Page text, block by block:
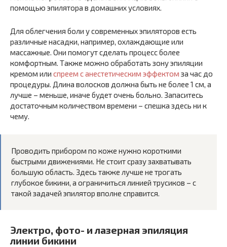
помощью эпилятора в домашних условиях.
Для облегчения боли у современных эпиляторов есть
различные насадки, например, охлаждающие или
массажные. Они помогут сделать процесс более
комфортным. Также можно обработать зону эпиляции
кремом или спреем с анестетическим эффектом за час до
процедуры. Длина волосков должна быть не более 1 см, а
лучше – меньше, иначе будет очень больно. Запаситесь
достаточным количеством времени – спешка здесь ни к
чему.
Проводить прибором по коже нужно короткими
быстрыми движениями. Не стоит сразу захватывать
большую область. Здесь также лучше не трогать
глубокое бикини, а ограничиться линией трусиков – с
такой задачей эпилятор вполне справится.
Электро, фото- и лазерная эпиляция
линии бикини